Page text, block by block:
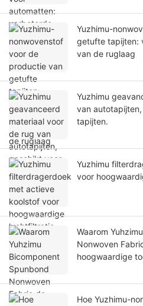
Yuzhimu-
getufte tapijten:
van de ruglaag
Yuzhimu
van
tapijten.
Yuzhimu
voor
Waarom
Nonwoven
hoogwaardige
Hoe Yuzhimu-